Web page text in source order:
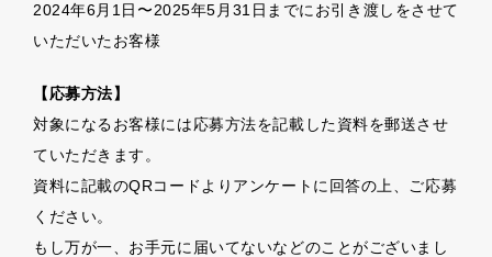
2024年6月1日〜2025年5月31日までにお引き渡しをさせて
いただいたお客様
【応募方法】
対象になるお客様には応募方法を記載した資料を郵送させ
ていただきます。
資料に記載のQRコードよりアンケートに回答の上、ご応募
ください。
もし万が一、お手元に届いてないなどのことがございまし